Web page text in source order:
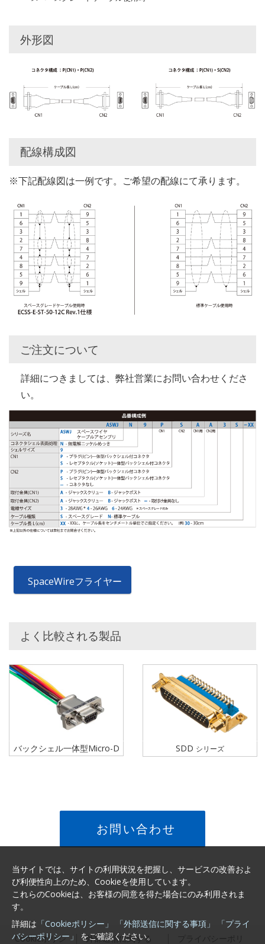
外形図
配線構成図
※下記配線図は一例です。ご希望の配線にて承ります。
ご注文について
詳細につきましては、弊社営業にお問い合わせくださ
い。
SpaceWireフライヤー
よく比較される製品
バックシェル一体型Micro-D SDD シリーズ
お問い合わせ
Cookieポリシ
外部送信に関する
プライバシーポリ
当サイトでは、サイトの利用状況を把握し、サービスの改善およ
び利便性向上のため、Cookieを使用しています。
これらのCookieは、お客様の同意を得た場合にのみ利用されま
す。
詳細は 「Cookieポリシー」 「外部送信に関する事項」
「プライ
バシーポリシー」
をご確認ください。